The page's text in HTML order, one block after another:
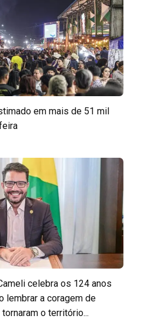
em mais de 51 mil
celebra os 124 anos
lembrar a coragem de
o território...